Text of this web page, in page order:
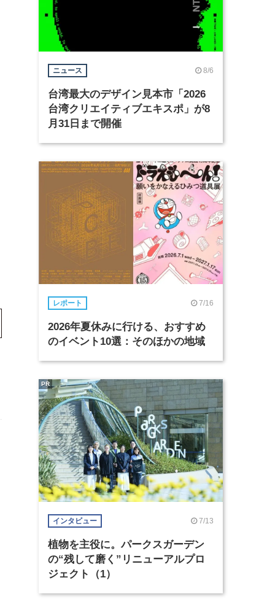
ニュース 8/6
台湾最大のデザイン見本市「2026
台湾クリエイティブエキスポ」が8
月31日まで開催
レポート 7/16
2026年夏休みに行ける、おすすめ
のイベント10選：そのほかの地域
インタビュー 7/13
植物を主役に。パークスガーデン
の“残して磨く”リニューアルプロ
ジェクト（1）
PR